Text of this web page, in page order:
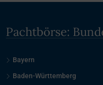
Pachtbörse:
Bayern
Baden-Württemberg